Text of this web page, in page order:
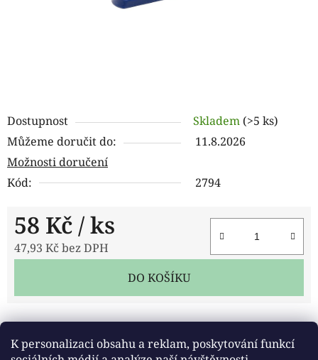
K personalizaci obsahu a reklam, poskytování funkcí
Dostupnost Skladem (>5 ks)
Můžeme doručit do:
11.8.2026
Možnosti doručení
Kód:
2794
58 Kč / ks
47,93 Kč bez DPH
DO KOŠÍKU